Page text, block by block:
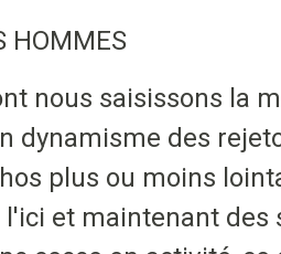
HOMMES
nous saisissons la
dynamisme des
plus ou moins
et maintenant